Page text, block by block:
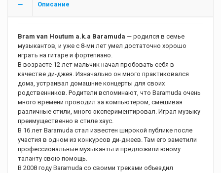
Описание
Bram van Houtum a.k.a Baramuda — родился в семье
музыкантов, и уже с 8-ми лет умел достаточно хорошо
играть на гитаре и фортепиано.
В возрасте 12 лет мальчик начал пробовать себя в
качестве ди-джея. Изначально он много практиковался
дома, устраивал домашние концерты для своих
родственников. Родители вспоминают, что Baramuda очень
много времени проводил за компьютером, смешивая
различные стили, много экспериментировал. Играл музыку
преимущественно в стиле хаус.
В 16 лет Baramuda стал известен широкой публике после
участия в одном из конкурсов ди-джеев. Там его заметили
профессиональные музыканты и предложили юному
таланту свою помощь.
В 2008 году Baramuda со своими треками объездил